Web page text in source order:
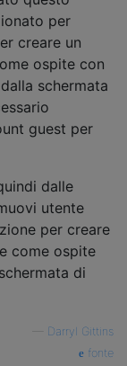
per
creare un
ospite con
schermata
guest per
dalle
utente
per creare
come ospite
di
Darryl Gittins
fonte